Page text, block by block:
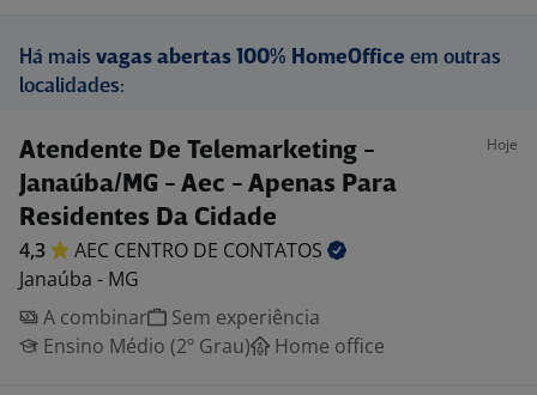
Há mais vagas abertas 100% HomeOffice em outras
localidades:
Atendente De Telemarketing -
Janaúba/MG - Aec - Apenas Para
Residentes Da Cidade
Hoje
4,3 AEC CENTRO DE CONTATOS
Janaúba - MG
A combinar
Sem experiência
Ensino Médio (2º Grau)
Home office